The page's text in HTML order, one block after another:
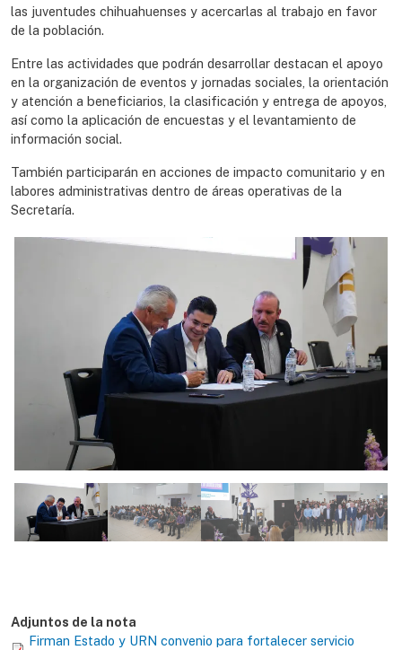
las juventudes chihuahuenses y acercarlas al trabajo en favor
de la población.
Entre las actividades que podrán desarrollar destacan el apoyo
en la organización de eventos y jornadas sociales, la orientación
y atención a beneficiarios, la clasificación y entrega de apoyos,
así como la aplicación de encuestas y el levantamiento de
información social.
También participarán en acciones de impacto comunitario y en
labores administrativas dentro de áreas operativas de la
Secretaría.
Adjuntos de la nota
Firman Estado y URN convenio para fortalecer servicio